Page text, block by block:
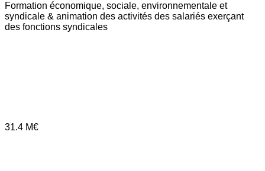
Formation économique, sociale, environnementale et
syndicale & animation des activités des salariés exerçant
des fonctions syndicales
31.4 M€